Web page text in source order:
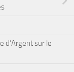
d’Argent sur le